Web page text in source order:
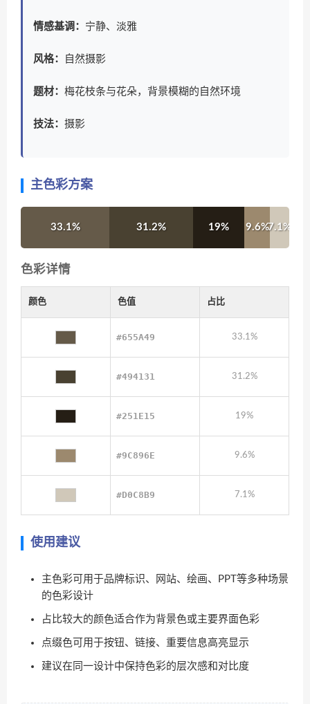
情感基调： 宁静、淡雅
风格： 自然摄影
题材： 梅花枝条与花朵，背景模糊的自然环境
技法： 摄影
主色彩方案
33.1% 31.2% 19% 9.6%7.1%
色彩详情
颜色 色值 占比
#655A49 33.1%
#494131 31.2%
#251E15 19%
#9C896E 9.6%
#D0C8B9 7.1%
使用建议
主色彩可用于品牌标识、网站、绘画、PPT等多种场景
的色彩设计
占比较大的颜色适合作为背景色或主要界面色彩
点缀色可用于按钮、链接、重要信息高亮显示
建议在同一设计中保持色彩的层次感和对比度